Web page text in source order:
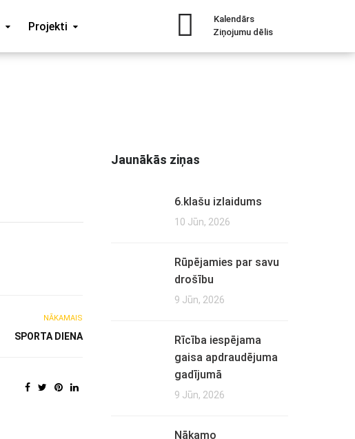
Projekti
Kalendārs
Ziņojumu dēlis
NĀKAMAIS
SPORTA DIENA
Jaunākās ziņas
6.klašu izlaidums
10 Jūn, 2026
Rūpējamies par savu
drošību
9 Jūn, 2026
Rīcība iespējama
gaisa apdraudējuma
gadījumā
9 Jūn, 2026
Nākamo